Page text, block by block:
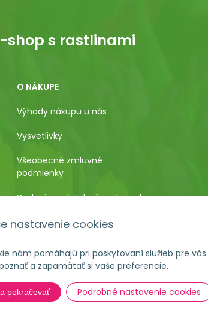
nastavenie cookies
nám pomáhajú pri poskytovaní služieb pre vás.
a zapamätať si vaše preferencie.
pokračovať Podrobné nastavenie cookies
shop s rastlinami
O NÁKUPE
Výhody nákupu u nás
Vysvetlivky
Všeobecné zmluvné
podmienky
Dodacie a platobné podmienky
Pestovateľský manuál
Poučenie o uplatnení práva
kupujúceho na odstúpenie od
kúpnej zmluvy
Formulár na ostúpenie od